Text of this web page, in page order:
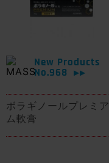
New Products
No.968
▶▶
ボラギノールプレミア
ム軟膏